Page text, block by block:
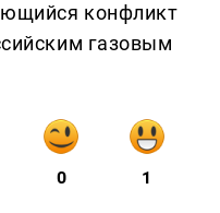
конфликт
газовым
0 1